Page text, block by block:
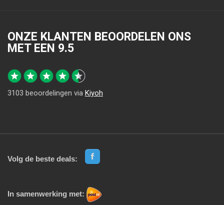
ONZE KLANTEN BEOORDELEN ONS
MET EEN 9.5
3103 beoordelingen via Kiyoh
Volg de beste deals:
In samenwerking met: